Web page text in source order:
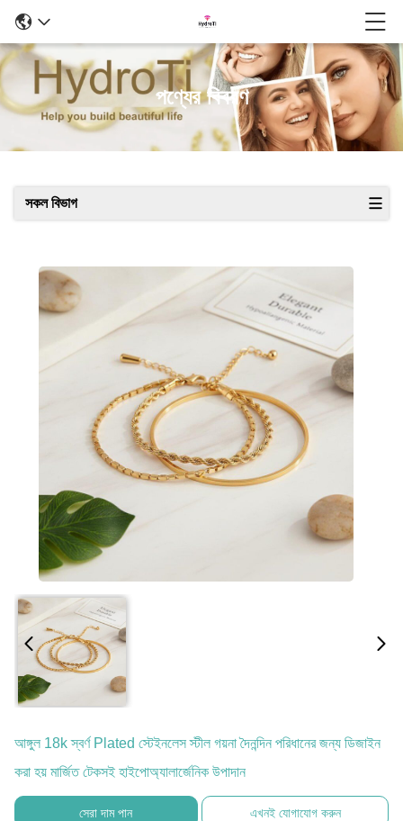
পণ্যের বিবরণ
সকল বিভাগ
আঙ্গুল 18k স্বর্ণ Plated স্টেইনলেস স্টীল গয়না দৈনন্দিন পরিধানের জন্য ডিজাইন
করা হয় মার্জিত টেকসই হাইপোঅ্যালার্জেনিক উপাদান
সেরা দাম পান এখনই যোগাযোগ করুন